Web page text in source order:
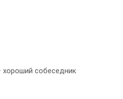
хороший собеседник